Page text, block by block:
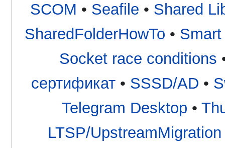
SCOM • Seafile • Shared
SharedFolderHowTo •
Socket race conditions
сертификат• SSSD/AD •
Telegram Desktop •
LTSP/UpstreamMigration